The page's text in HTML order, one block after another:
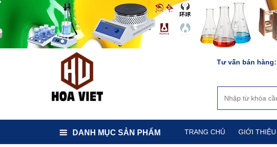
Tư vấn bán hàng:
DANH MỤC SẢN PHẨM TRANG CHỦ GIỚI THIỆU